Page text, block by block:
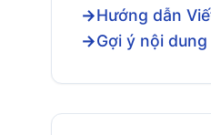
Hướng dẫn
Gợi ý nội dung